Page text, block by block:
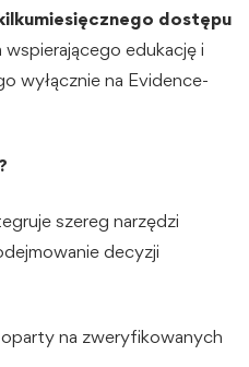
dostępu
edukację i
wyłącznie na Evidence-
szereg narzędzi
decyzji
na zweryfikowanych